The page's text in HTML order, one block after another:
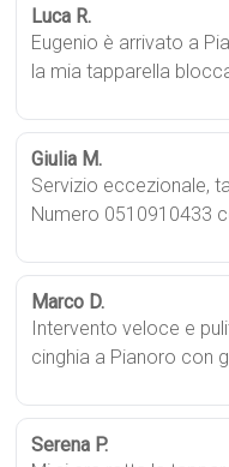
Luca R.
Eugenio è arrivato a
la mia tapparella
Giulia M.
Servizio eccezionale,
Numero 0510910433
Marco D.
Intervento veloce e
cinghia a Pianoro con
Serena P.